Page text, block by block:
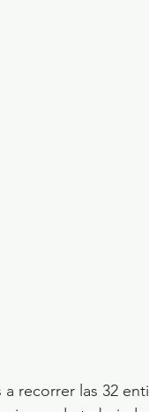
a recorrer las 32